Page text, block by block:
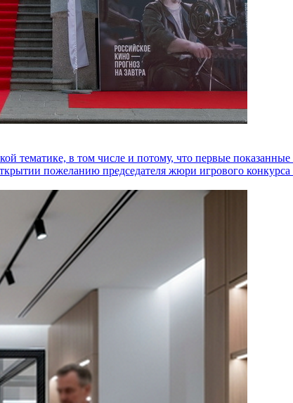
тематике, в том числе и потому, что первые
пожеланию председателя жюри игрового